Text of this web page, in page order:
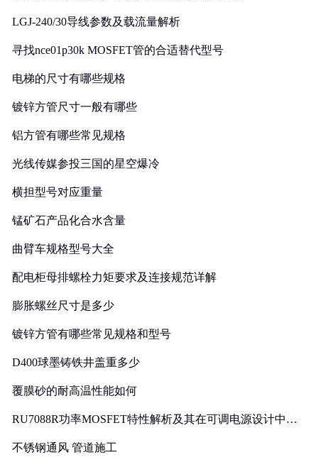
LGJ-240/30导线参数及载流量解析
寻找nce01p30k MOSFET管的合适替代型号
电梯的尺寸有哪些规格
镀锌方管尺寸一般有哪些
铝方管有哪些常见规格
光线传媒参投三国的星空爆冷
横担型号对应重量
锰矿石产品化合水含量
曲臂车规格型号大全
配电柜母排螺栓力矩要求及连接规范详解
膨胀螺丝尺寸是多少
镀锌方管有哪些常见规格和型号
D400球墨铸铁井盖重多少
覆膜砂的耐高温性能如何
RU7088R功率MOSFET特性解析及其在可调电源设计中的
不锈钢通风 管道施工